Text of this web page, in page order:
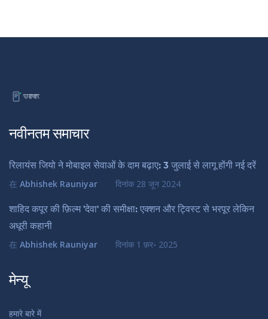
नवीनतम समाचार
रिलायंस जियो ने मोबाइल सेवाओं के दाम बढ़ाए: 3 जुलाई से लागू होंगी नई दरें
在 Abhishek Rauniyar दिनांक 28 जून 2024
शाहिद कपूर की फ़िल्म 'देवा' की समीक्षा: एक्शन और ट्विस्ट से भरपूर लेकिन
अधूरी कहानी
在 Abhishek Rauniyar दिनांक 1 फ़र॰ 2025
मेन्यू
हमारे बारे में